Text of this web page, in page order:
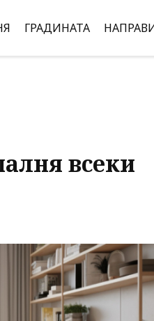
ГРАДИНАТА
всеки